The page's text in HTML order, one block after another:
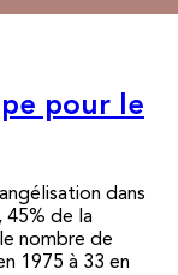
pour le
dans
45% de la
nombre de
1975 à 33 en